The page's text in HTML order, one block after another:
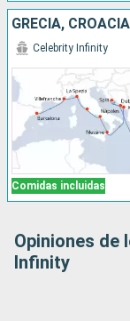
Comidas incluidas
Celebrity Infinity
Opiniones de
Infinity